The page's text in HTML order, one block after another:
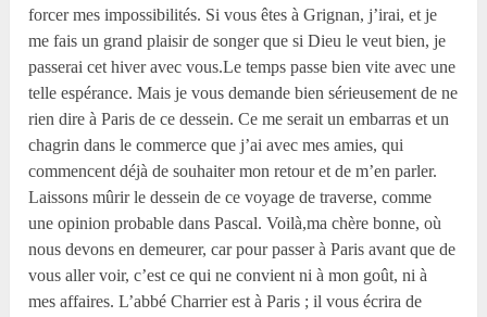
forcer mes impossibilités. Si vous êtes à Grignan, j’irai, et je
me fais un grand plaisir de songer que si Dieu le veut bien, je
passerai cet hiver avec vous.Le temps passe bien vite avec une
telle espérance. Mais je vous demande bien sérieusement de ne
rien dire à Paris de ce dessein. Ce me serait un embarras et un
chagrin dans le commerce que j’ai avec mes amies, qui
commencent déjà de souhaiter mon retour et de m’en parler.
Laissons mûrir le dessein de ce voyage de traverse, comme
une opinion probable dans Pascal. Voilà,ma chère bonne, où
nous devons en demeurer, car pour passer à Paris avant que de
vous aller voir, c’est ce qui ne convient ni à mon goût, ni à
mes affaires. L’abbé Charrier est à Paris ; il vous écrira de